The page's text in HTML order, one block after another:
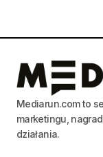
Mediarun.com to
marketingu,
działania.